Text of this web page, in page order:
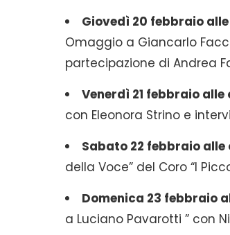
Giovedì 20 febbraio
Omaggio a Giancarlo
partecipazione di Andrea
Venerdì 21 febbraio alle
con Eleonora Strino e
Sabato 22 febbraio alle
della Voce” del Coro “I
Domenica 23 febbraio
a Luciano Pavarotti ” con